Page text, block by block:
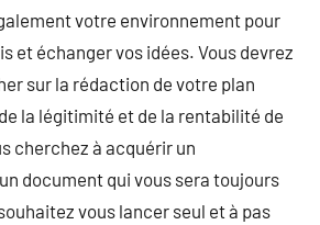
votre environnement pour
et échanger vos idées. Vous devrez
sur la rédaction de votre plan
la légitimité et de la rentabilité de
cherchez à acquérir un
document qui vous sera toujours
vous lancer seul et à pas